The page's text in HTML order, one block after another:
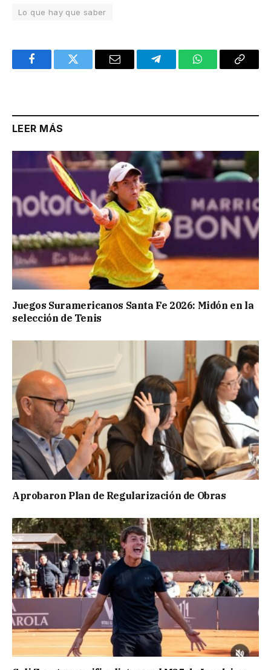
Lo que hay que saber
FacebookTwitter Email TelegramWhatsAppCopy
LEER MÁS
Juegos Suramericanos Santa Fe 2026: Midón en la
selección de Tenis
Aprobaron Plan de Regularización de Obras